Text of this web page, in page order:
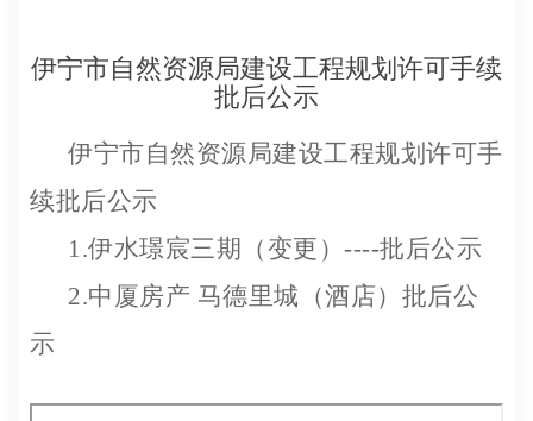
伊宁市自然资源局建设工程规划许可手续
批后公示
伊宁市自然资源局建设工程规划许可手
续批后公示
1.伊水璟宸三期（变更）----批后公示
2.中厦房产 马德里城（酒店）批后公
示